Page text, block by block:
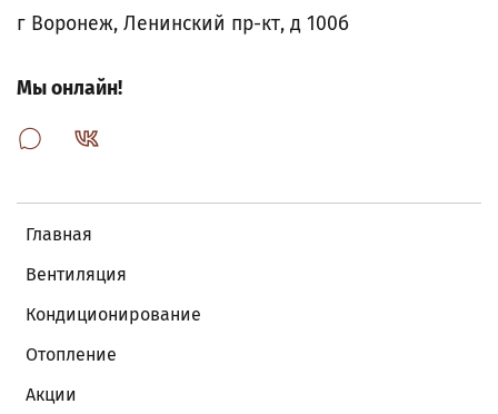
Главная
Вентиляция
Кондиционирование
Отопление
Акции
г Воронеж, Ленинский пр-кт, д 100б
Мы онлайн!